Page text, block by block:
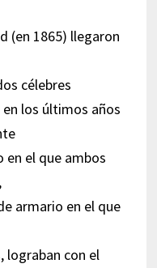
(en 1865) llegaron
célebres
los últimos años
el que ambos
armario en el que
lograban con el